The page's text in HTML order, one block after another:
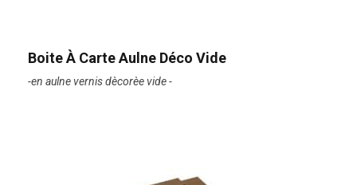
Boite À Carte Aulne Déco Vide
-en aulne vernis dècorèe vide -